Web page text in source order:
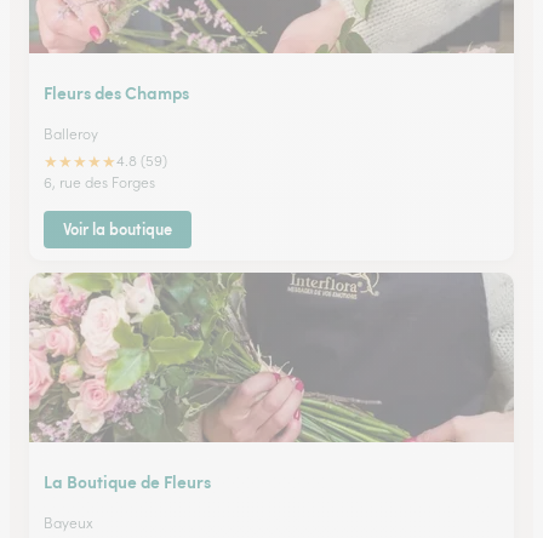
Fleurs des Champs
Balleroy
★★★★★4.8 (59)
6, rue des Forges
Voir la boutique
La Boutique de Fleurs
Bayeux